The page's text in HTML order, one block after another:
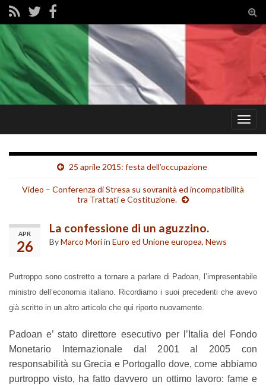
25 aprile 2015: festa dell’occupazione
Video – Conferenza di Stresa su sovranità ed incompatibilità
tra Trattati e Costituzione.
APR
26
La confessione di un aguzzino.
ByMarco Moriin Euro ed Unione europea, News
Purtroppo sono costretto a tornare a parlare di Padoan, l’impresentabile
ministro dell’economia italiano. Ricordiamo i suoi precedenti che avevo
già scritto in un altro articolo che qui riporto nuovamente.
Padoan e’ stato direttore esecutivo per l’Italia del Fondo
Monetario Internazionale dal 2001 al 2005 con
responsabilità su Grecia e Portogallo dove, come abbiamo
purtroppo visto, ha fatto davvero un ottimo lavoro: fame e